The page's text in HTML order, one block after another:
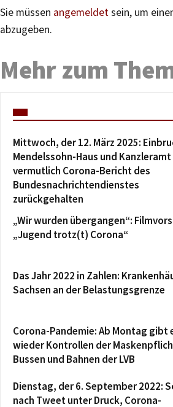
Sie müssen angemeldetsein, um
abzugeben.
Mehr zum
Mittwoch, der 12. März 2025:
Mendelssohn-Haus und
vermutlich Corona-Bericht des
Bundesnachrichtendienstes
zurückgehalten
„Wir wurden übergangen“:
„Jugend trotz(t) Corona“
Das Jahr 2022 in Zahlen:
Sachsen an der Belastungsgrenze
Corona-Pandemie: Ab Montag gibt
wieder Kontrollen der
Bussen und Bahnen der LVB
Dienstag, der 6. September 2022:
nach Tweet unter Druck, Corona-